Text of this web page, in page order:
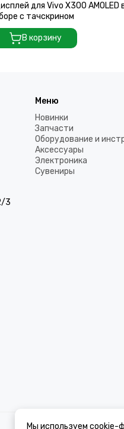
для Vivo X300 AMOLED
с тачскрином
В корзину
3
Меню
Новинки
Запчасти
Оборудование и
Аксессуары
Электроника
Сувениры
Мы используем cookie-